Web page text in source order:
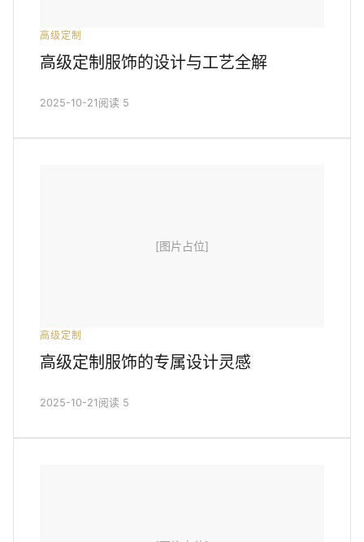
高级定制
高级定制服饰的设计与工艺全解
2025-10-21 阅读 5
[图片占位]
高级定制
高级定制服饰的专属设计灵感
2025-10-21 阅读 5